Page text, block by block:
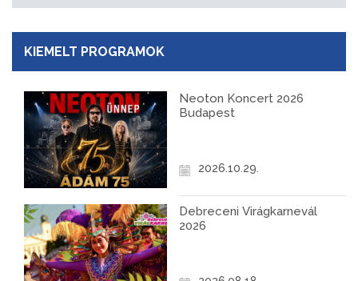
KIEMELT PROGRAMOK
Neoton Koncert 2026
Budapest
2026.10.29.
Debreceni Virágkarnevál
2026